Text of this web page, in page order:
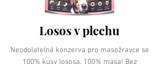
Losos v plechu
Neodolatelná konzerva pro masožravce se
100% kusy lososa. 100% masa! Bez